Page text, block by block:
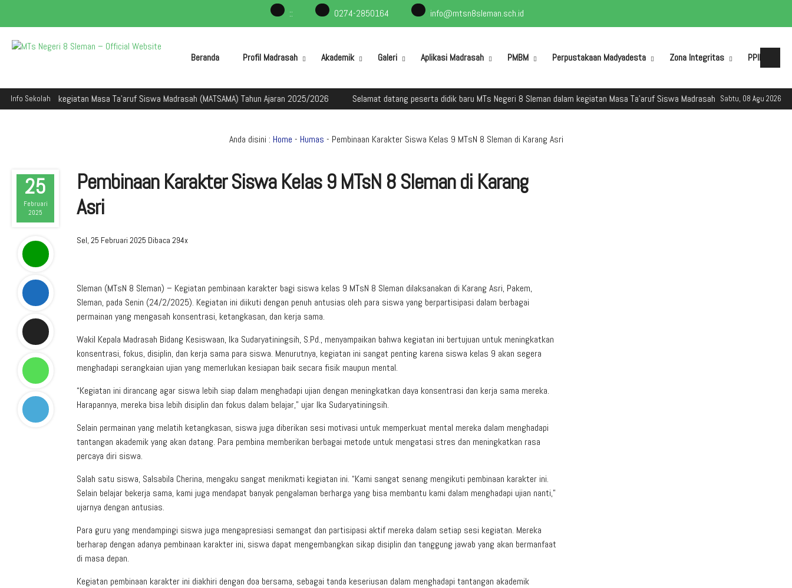
:: 0274-2850164 info@mtsn8sleman.sch.id
Beranda Profil Madrasah Akademik Galeri Aplikasi Madrasah PMBM Perpustakaan Madyadesta Zona Integritas PPID
Info Sekolah Sabtu, 08 Agu 2026
kegiatan Masa Ta'aruf Siswa Madrasah (MATSAMA) Tahun Ajaran 2025/2026 Selamat datang peserta didik baru MTs Negeri 8 Sleman dalam kegiatan Masa Ta'aruf Siswa Madrasah (MATSAMA) Tahun Ajaran 2025/
Anda disini : Home - Humas - Pembinaan Karakter Siswa Kelas 9 MTsN 8 Sleman di Karang Asri
25
Februari
2025
Pembinaan Karakter Siswa Kelas 9 MTsN 8 Sleman di Karang
Asri
Sel, 25 Februari 2025 Dibaca 294x
Sleman (MTsN 8 Sleman) – Kegiatan pembinaan karakter bagi siswa kelas 9 MTsN 8 Sleman dilaksanakan di Karang Asri, Pakem,
Sleman, pada Senin (24/2/2025). Kegiatan ini diikuti dengan penuh antusias oleh para siswa yang berpartisipasi dalam berbagai
permainan yang mengasah konsentrasi, ketangkasan, dan kerja sama.
Wakil Kepala Madrasah Bidang Kesiswaan, Ika Sudaryatiningsih, S.Pd., menyampaikan bahwa kegiatan ini bertujuan untuk meningkatkan
konsentrasi, fokus, disiplin, dan kerja sama para siswa. Menurutnya, kegiatan ini sangat penting karena siswa kelas 9 akan segera
menghadapi serangkaian ujian yang memerlukan kesiapan baik secara fisik maupun mental.
“Kegiatan ini dirancang agar siswa lebih siap dalam menghadapi ujian dengan meningkatkan daya konsentrasi dan kerja sama mereka.
Harapannya, mereka bisa lebih disiplin dan fokus dalam belajar,” ujar Ika Sudaryatiningsih.
Selain permainan yang melatih ketangkasan, siswa juga diberikan sesi motivasi untuk memperkuat mental mereka dalam menghadapi
tantangan akademik yang akan datang. Para pembina memberikan berbagai metode untuk mengatasi stres dan meningkatkan rasa
percaya diri siswa.
Salah satu siswa, Salsabila Cherina, mengaku sangat menikmati kegiatan ini. “Kami sangat senang mengikuti pembinaan karakter ini.
Selain belajar bekerja sama, kami juga mendapat banyak pengalaman berharga yang bisa membantu kami dalam menghadapi ujian nanti,”
ujarnya dengan antusias.
Para guru yang mendampingi siswa juga mengapresiasi semangat dan partisipasi aktif mereka dalam setiap sesi kegiatan. Mereka
berharap dengan adanya pembinaan karakter ini, siswa dapat mengembangkan sikap disiplin dan tanggung jawab yang akan bermanfaat
di masa depan.
Kegiatan pembinaan karakter ini diakhiri dengan doa bersama, sebagai tanda keseriusan dalam menghadapi tantangan akademik